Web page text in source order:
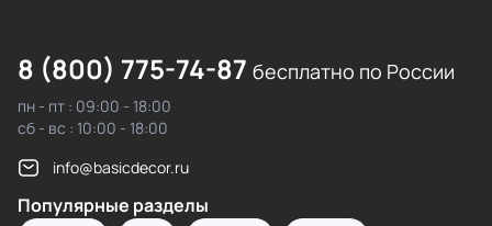
8 (800) 775-74-87 бесплатно по России
пн - пт : 09:00 - 18:00
сб - вс : 10:00 - 18:00
info@basicdecor.ru
Популярные разделы